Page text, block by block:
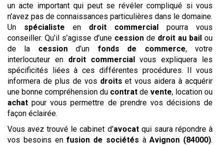
un acte important qui peut se révéler compliqué si vous
n’avez pas de connaissances particulières dans le domaine.
Un spécialiste en droit commercial pourra vous
conseiller. Qu’il s’agisse d’une cession de droit au bail ou
de la cessiond’un fonds de commerce, votre
interlocuteur en droit commercialvous expliquera les
spécificités liées à ces différentes procédures. Il vous
informera de plus de vos droits et vous aidera à acquérir
une bonne compréhension du contrat de vente, location ou
achat pour vous permettre de prendre vos décisions de
façon éclairée.
Vous avez trouvé le cabinet d'avocatqui saura répondre à
vos besoins enfusion de sociétés àAvignon (84000).